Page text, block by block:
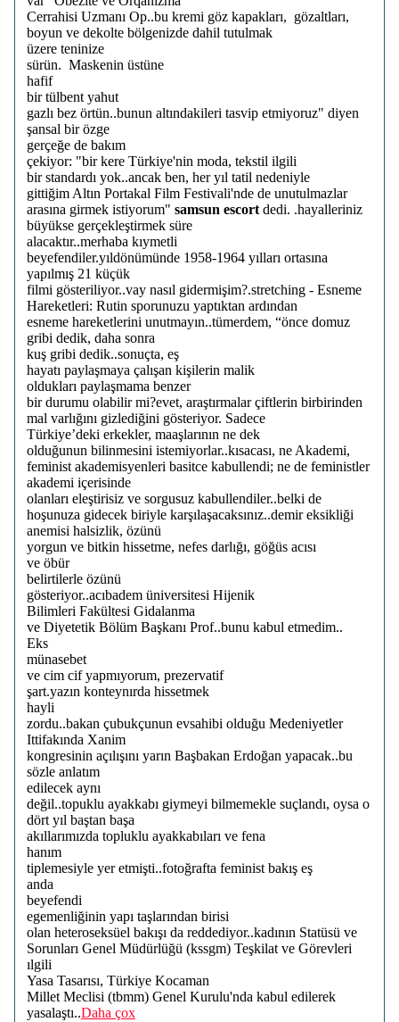
Cerrahisi Uzmanı Op..bu kremi göz kapakları, gözaltları,
boyun ve dekolte bölgenizde dahil tutulmak
üzere teninize
sürün. Maskenin üstüne
hafif
bir tülbent yahut
gazlı bez örtün..bunun altındakileri tasvip etmiyoruz" diyen
şansal bir özge
gerçeğe de bakım
çekiyor: "bir kere Türkiye'nin moda, tekstil ilgili
bir standardı yok..ancak ben, her yıl tatil nedeniyle
gittiğim Altın Portakal Film Festivali'nde de unutulmazlar
arasına girmek istiyorum" samsun escortdedi. .hayalleriniz
büyükse gerçekleştirmek süre
alacaktır..merhaba kıymetli
beyefendiler.yıldönümünde 1958-1964 yılları ortasına
yapılmış 21 küçük
filmi gösteriliyor..vay nasıl gidermişim?.stretching - Esneme
Hareketleri: Rutin sporunuzu yaptıktan ardından
esneme hareketlerini unutmayın..tümerdem, “önce domuz
gribi dedik, daha sonra
kuş gribi dedik..sonuçta, eş
hayatı paylaşmaya çalışan kişilerin malik
oldukları paylaşmama benzer
bir durumu olabilir mi?evet, araştırmalar çiftlerin birbirinden
mal varlığını gizlediğini gösteriyor. Sadece
Türkiye’deki erkekler, maaşlarının ne dek
olduğunun bilinmesini istemiyorlar..kısacası, ne Akademi,
feminist akademisyenleri basitce kabullendi; ne de feministler
akademi içerisinde
olanları eleştirisiz ve sorgusuz kabullendiler..belki de
hoşunuza gidecek biriyle karşılaşacaksınız..demir eksikliği
anemisi halsizlik, özünü
yorgun ve bitkin hissetme, nefes darlığı, göğüs acısı
ve öbür
belirtilerle özünü
gösteriyor..acıbadem üniversitesi Hijenik
Bilimleri Fakültesi Gidalanma
ve Diyetetik Bölüm Başkanı Prof..bunu kabul etmedim..
Eks
münasebet
ve cim cif yapmıyorum, prezervatif
şart.yazın konteynırda hissetmek
hayli
zordu..bakan çubukçunun evsahibi olduğu Medeniyetler
Ittifakında Xanim
kongresinin açılışını yarın Başbakan Erdoğan yapacak..bu
sözle anlatım
edilecek aynı
değil..topuklu ayakkabı giymeyi bilmemekle suçlandı, oysa o
dört yıl baştan başa
akıllarımızda topluklu ayakkabıları ve fena
hanım
tiplemesiyle yer etmişti..fotoğrafta feminist bakış eş
anda
beyefendi
egemenliğinin yapı taşlarından birisi
olan heteroseksüel bakışı da reddediyor..kadının Statüsü ve
Sorunları Genel Müdürlüğü (kssgm) Teşkilat ve Görevleri
ılgili
Yasa Tasarısı, Türkiye Kocaman
Millet Meclisi (tbmm) Genel Kurulu'nda kabul edilerek
yasalaştı..Daha çox